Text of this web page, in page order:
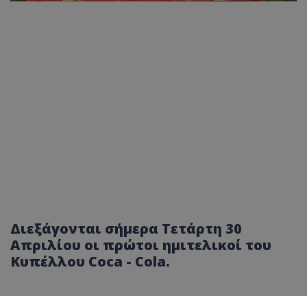
Διεξάγονται σήμερα Τετάρτη 30
Απριλίου οι πρώτοι ημιτελικοί του
Κυπέλλου Coca - Cola.